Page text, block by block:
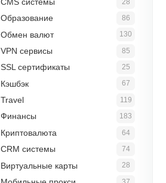
86
Образование
130
Обмен валют
85
VPN сервисы
25
SSL сертификаты
67
Кэшбэк
119
Travel
183
Финансы
64
Криптовалюта
74
CRM системы
28
Виртуальные карты